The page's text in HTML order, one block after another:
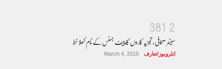
2
1
8
3
سینئر صحافی، تجزیہ کاروں کا چیف جسٹس کے نام کھلا خط
انٹرویوز/تعارف March 4, 2015